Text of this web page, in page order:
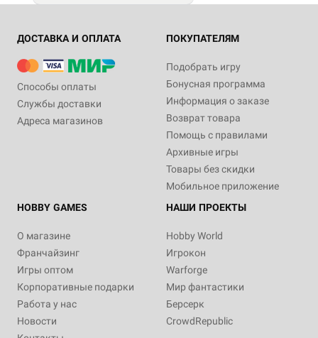
ДОСТАВКА И ОПЛАТА
Способы оплаты
Службы доставки
Адреса магазинов
ПОКУПАТЕЛЯМ
Подобрать игру
Бонусная программа
Информация о заказе
Возврат товара
Помощь с правилами
Архивные игры
Товары без скидки
Мобильное приложение
HOBBY GAMES
О магазине
Франчайзинг
Игры оптом
Корпоративные подарки
Работа у нас
Новости
НАШИ ПРОЕКТЫ
Hobby World
Игрокон
Warforge
Мир фантастики
Берсерк
CrowdRepublic